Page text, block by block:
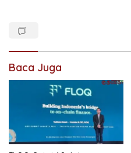
Baca Juga